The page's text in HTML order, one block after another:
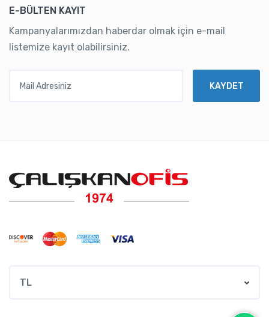
E-BÜLTEN KAYIT
Kampanyalarımızdan haberdar olmak için e-mail
listemize kayıt olabilirsiniz.
KAYDET
TL